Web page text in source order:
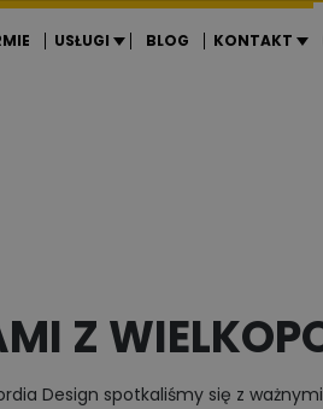
USŁUGI BLOG KONTAKT
Z
Design spotkaliśmy się z